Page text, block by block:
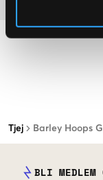
Tjej Barley Hoops
BLI